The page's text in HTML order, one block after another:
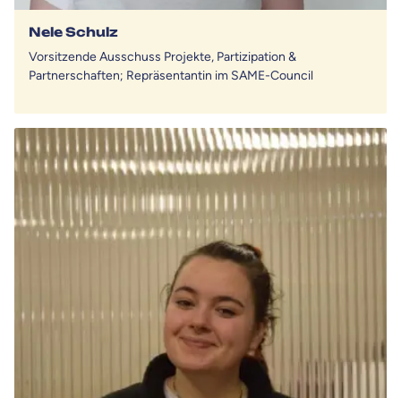
Nele Schulz
Vorsitzende Ausschuss Projekte, Partizipation &
Partnerschaften; Repräsentantin im SAME-Council